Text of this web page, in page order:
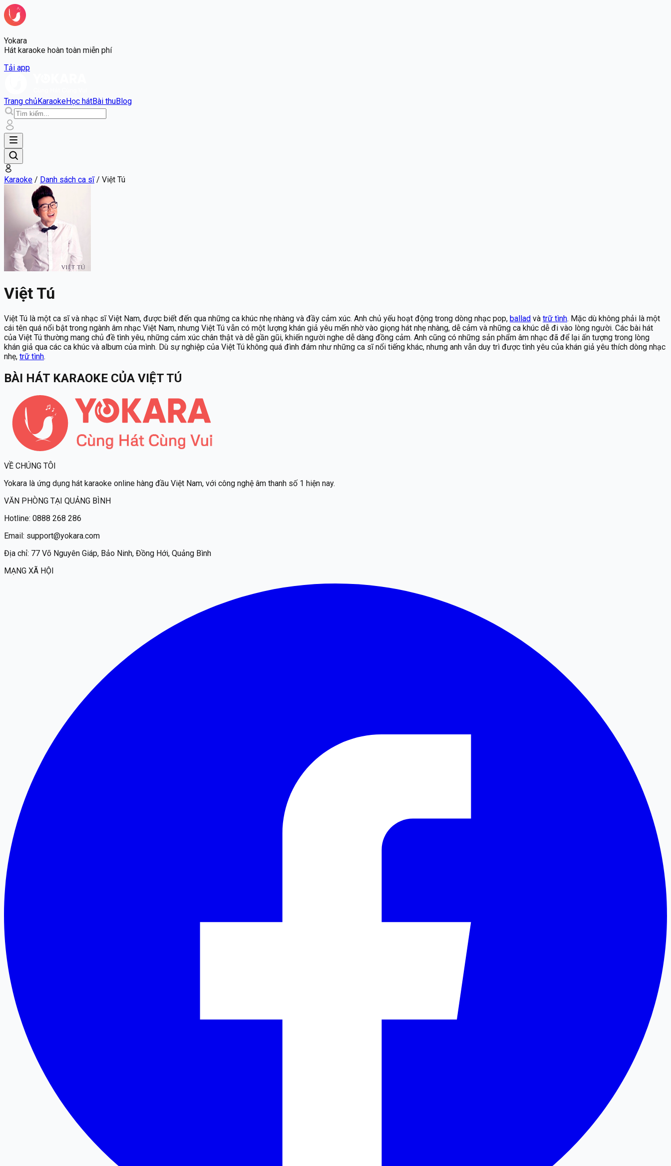
Yokara
Hát karaoke hoàn toàn miễn phí
Tải app
Trang chủKaraokeHọc hátBài thuBlog
Karaoke / Danh sách ca sĩ/ Việt Tú
Việt Tú
Việt Tú là một ca sĩ và nhạc sĩ Việt Nam, được biết đến qua những ca khúc nhẹ nhàng và đầy cảm xúc. Anh chủ yếu hoạt động trong dòng nhạc pop, ballad và trữ tình. Mặc dù không phải là một
cái tên quá nổi bật trong ngành âm nhạc Việt Nam, nhưng Việt Tú vẫn có một lượng khán giả yêu mến nhờ vào giọng hát nhẹ nhàng, dễ cảm và những ca khúc dễ đi vào lòng người. Các bài hát
của Việt Tú thường mang chủ đề tình yêu, những cảm xúc chân thật và dễ gần gũi, khiến người nghe dễ dàng đồng cảm. Anh cũng có những sản phẩm âm nhạc đã để lại ấn tượng trong lòng
khán giả qua các ca khúc và album của mình. Dù sự nghiệp của Việt Tú không quá đình đám như những ca sĩ nổi tiếng khác, nhưng anh vẫn duy trì được tình yêu của khán giả yêu thích dòng nhạc
nhẹ, trữ tình.
BÀI HÁT KARAOKE CỦA VIỆT TÚ
VỀ CHÚNG TÔI
Yokara là ứng dụng hát karaoke online hàng đầu Việt Nam, với công nghệ âm thanh số 1 hiện nay.
VĂN PHÒNG TẠI QUẢNG BÌNH
Hotline: 0888 268 286
Email: support@yokara.com
Địa chỉ: 77 Võ Nguyên Giáp, Bảo Ninh, Đồng Hới, Quảng Bình
MẠNG XÃ HỘI